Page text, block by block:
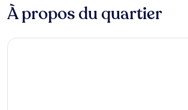
À propos du quartier